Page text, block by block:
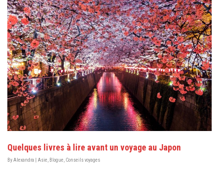
Quelques livres à lire avant un voyage au Japon
By Alexandra Asie Blogue Conseils voyages